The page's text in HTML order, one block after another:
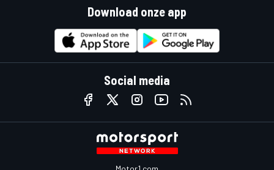
Download onze app
Social media